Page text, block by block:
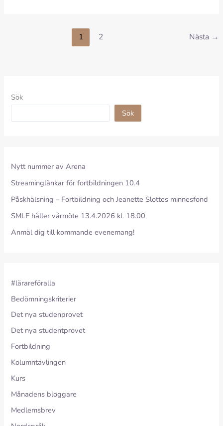
1 2 Nästa →
Sök
Sök
Nytt nummer av Arena
Streaminglänkar för fortbildningen 10.4
Påskhälsning – Fortbildning och Jeanette Slottes minnesfond
SMLF håller vårmöte 13.4.2026 kl. 18.00
Anmäl dig till kommande evenemang!
#lärareföralla
Bedömningskriterier
Det nya studenprovet
Det nya studentprovet
Fortbildning
Kolumntävlingen
Kurs
Månadens bloggare
Medlemsbrev